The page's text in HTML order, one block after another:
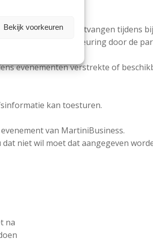
Bekijk voorkeurenworden ontvangen tijdens
goedkeuring door de
evenementen verstrekte of
kan toesturen.
van MartiniBusiness.
niet wil moet dat aangegeven
na